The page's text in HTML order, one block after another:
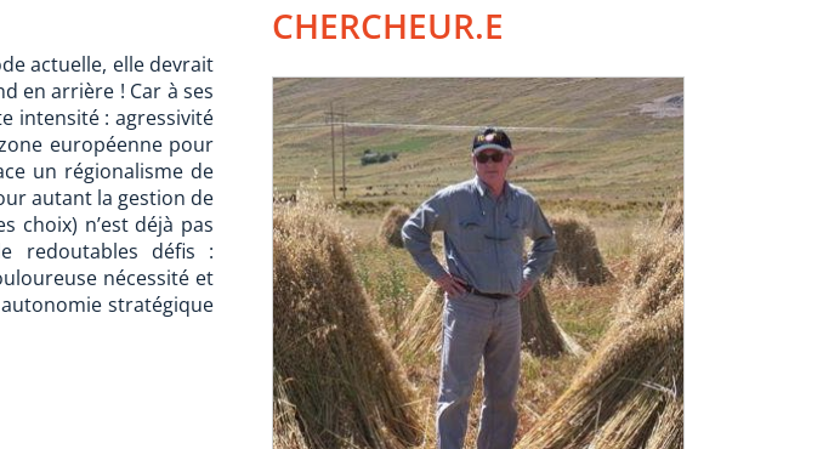
actuelle, elle devrait
en arrière ! Car à ses
intensité : agressivité
européenne pour
un régionalisme de
autant la gestion de
choix) n’est déjà pas
redoutables défis :
nécessité et
stratégique
CHERCHEUR.E